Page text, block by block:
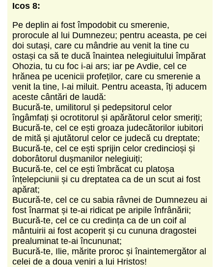
Icos 8:
Pe deplin ai fost împodobit cu smerenie,
prorocule al lui Dumnezeu; pentru aceasta, pe cei
doi sutași, care cu mândrie au venit la tine cu
ostași ca să te ducă înaintea nelegiuitului împărat
Ohozia, tu cu foc i-ai ars; iar pe Avdie, cel ce
hrănea pe ucenicii profeților, care cu smerenie a
venit la tine, l-ai miluit. Pentru aceasta, îți aducem
aceste cântări de laudă:
Bucură-te, umilitorul și pedepsitorul celor
îngâmfați și ocrotitorul și apărătorul celor smeriți;
Bucură-te, cel ce ești groaza judecătorilor iubitori
de mită și ajutătorul celor ce judecă cu dreptate;
Bucură-te, cel ce ești sprijin celor credincioși și
doborâtorul dușmanilor nelegiuiți;
Bucură-te, cel ce ești îmbrăcat cu platoșa
înțelepciunii și cu dreptatea ca de un scut ai fost
apărat;
Bucură-te, cel ce cu sabia râvnei de Dumnezeu ai
fost înarmat și te-ai ridicat pe aripile înfrânării;
Bucură-te, cel ce cu credința ca de un coif al
mântuirii ai fost acoperit și cu cununa dragostei
prealuminat te-ai încununat;
Bucură-te, Ilie, mărite proroc și înaintemergător al
celei de a doua veniri a lui Hristos!